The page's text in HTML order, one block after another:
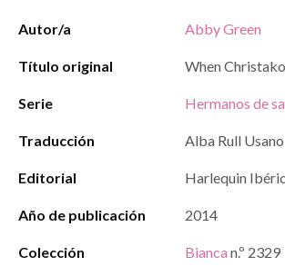
Autor/a Abby Green
Título original When
Serie Hermanos de
Traducción Alba Rull Usano
Editorial Harlequin
Año de publicación 2014
Colección Bianca n.º 2329